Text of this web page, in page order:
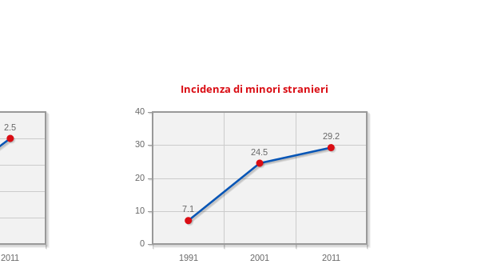
2011
2.5
Incidenza di minori stranieri
1991 2001 2011
0
10
20
30
40
29.2
24.5
7.1